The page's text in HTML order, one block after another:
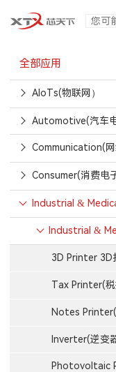
全部应用
AIoTs(物联网）
Automotive(汽车
Communication(网
Consumer(消费电子
Industrial &
Industrial &
3D Printer 3D
Tax Printer(
Notes
Inverter(逆变
Photovoltaic